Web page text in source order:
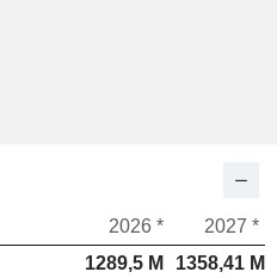
2026 *
2027 *
1289,5 M
1358,41 M